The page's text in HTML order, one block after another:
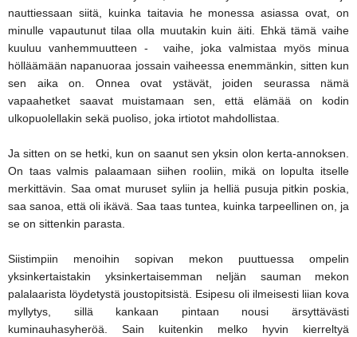
nauttiessaan siitä, kuinka taitavia he monessa asiassa ovat, on
minulle vapautunut tilaa olla muutakin kuin äiti. Ehkä tämä vaihe
kuuluu vanhemmuutteen - vaihe, joka valmistaa myös minua
hölläämään napanuoraa jossain vaiheessa enemmänkin, sitten kun
sen aika on. Onnea ovat ystävät, joiden seurassa nämä
vapaahetket saavat muistamaan sen, että elämää on kodin
ulkopuolellakin sekä puoliso, joka irtiotot mahdollistaa.
Ja sitten on se hetki, kun on saanut sen yksin olon kerta-annoksen.
On taas valmis palaamaan siihen rooliin, mikä on lopulta itselle
merkittävin. Saa omat muruset syliin ja helliä pusuja pitkin poskia,
saa sanoa, että oli ikävä. Saa taas tuntea, kuinka tarpeellinen on, ja
se on sittenkin parasta.
Siistimpiin menoihin sopivan mekon puuttuessa ompelin
yksinkertaistakin yksinkertaisemman neljän sauman mekon
palalaarista löydetystä joustopitsistä. Esipesu oli ilmeisesti liian kova
myllytys, sillä kankaan pintaan nousi ärsyttävästi
kuminauhasyheröä. Sain kuitenkin melko hyvin kierreltyä